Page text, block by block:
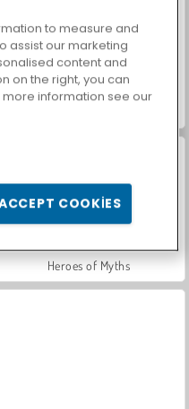
Heroes of Myths
to measure and
assist our marketing
content and
on the right, you can
more information see our
COOKIES